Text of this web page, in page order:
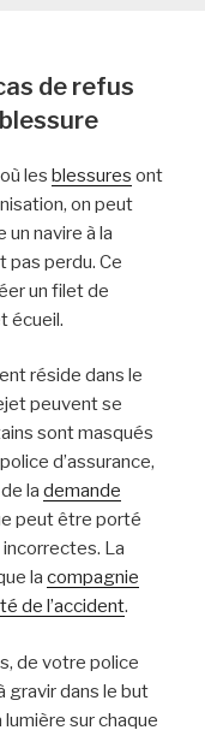
de refus
les blessures ont
on peut
navire à la
pas perdu. Ce
un filet de
écueil.
réside dans le
peuvent se
sont masqués
d’assurance,
la demande
peut être porté
La
la compagnie
de l’accident.
de votre police
gravir dans le but
sur chaque